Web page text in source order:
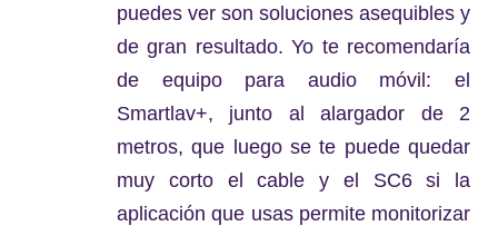
puedes ver son soluciones asequibles y
de gran resultado. Yo te recomendaría
de equipo para audio móvil: el
Smartlav+, junto al alargador de 2
metros, que luego se te puede quedar
muy corto el cable y el SC6 si la
aplicación que usas permite monitorizar